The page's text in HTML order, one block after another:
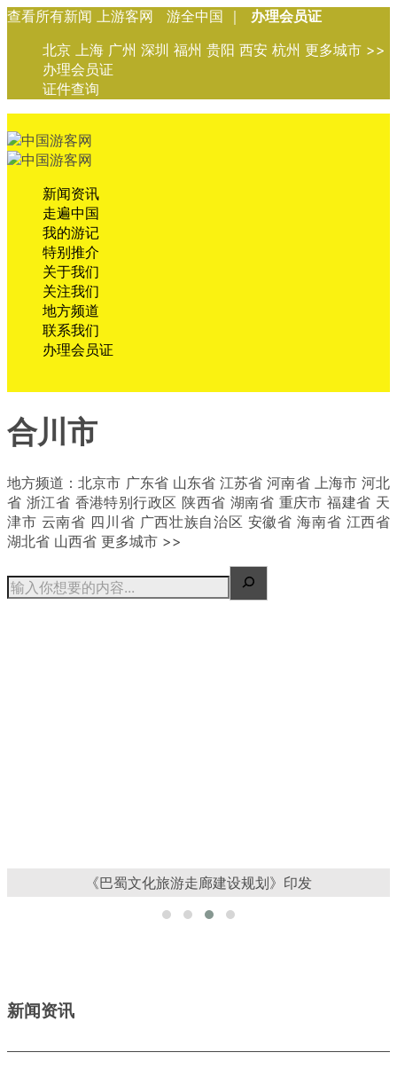
查看所有新闻 上游客网 游全中国 ｜
办理会员证
北京 上海 广州 深圳 福州 贵阳 西安 杭州 更多城市 >>
办理会员证
证件查询
新闻资讯
走遍中国
我的游记
特别推介
关于我们
关注我们
地方频道
联系我们
办理会员证
合川市
地方频道：北京市 广东省 山东省 江苏省 河南省 上海市 河北
省 浙江省 香港特别行政区 陕西省 湖南省 重庆市 福建省 天
津市 云南省 四川省 广西壮族自治区 安徽省 海南省 江西省
湖北省 山西省 更多城市 >>
《巴蜀文化旅游走廊建设规划》印发
新闻资讯